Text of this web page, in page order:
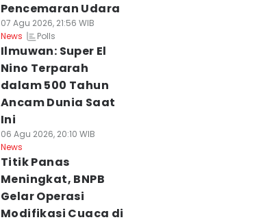
Pencemaran Udara
07 Agu 2026, 21:56 WIB
News
Polls
Ilmuwan: Super El
Nino Terparah
dalam 500 Tahun
Ancam Dunia Saat
Ini
06 Agu 2026, 20:10 WIB
News
Titik Panas
Meningkat, BNPB
Gelar Operasi
Modifikasi Cuaca di